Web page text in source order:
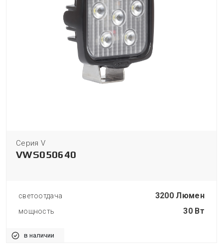
Серия V
VWS050640
светоотдача 3200 Люмен
мощность 30 Вт
в наличии